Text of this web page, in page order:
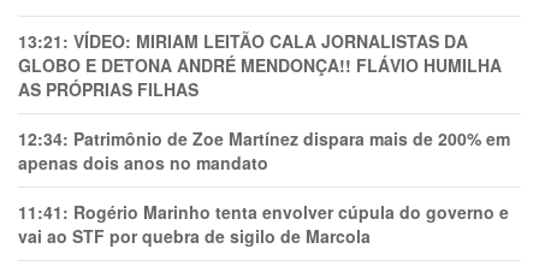
13:21: VÍDEO: MIRIAM LEITÃO CALA JORNALISTAS DA
GLOBO E DETONA ANDRÉ MENDONÇA!! FLÁVIO HUMILHA
AS PRÓPRIAS FILHAS
12:34: Patrimônio de Zoe Martínez dispara mais de 200% em
apenas dois anos no mandato
11:41: Rogério Marinho tenta envolver cúpula do governo e
vai ao STF por quebra de sigilo de Marcola